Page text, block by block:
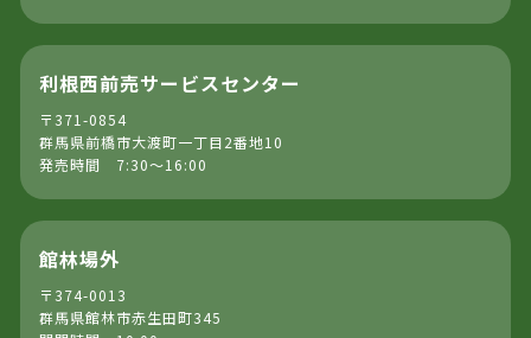
利根西前売サービスセンター
〒371-0854
群馬県前橋市大渡町一丁目2番地10
発売時間 7:30～16:00
館林場外
〒374-0013
群馬県館林市赤生田町345